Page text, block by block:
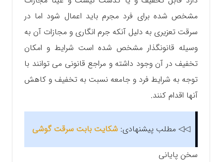
مشخص شده برای فرد مجرم باید اعمال شود اما در
سرقت تعزیری به دلیل آنکه جرم انگاری و مجازات آن به
وسیله قانونگذار مشخص شده است شرایط و امکان
تخفیف در آن وجود داشته و مراجع قانونی می توانند با
توجه به شرایط فرد و جامعه نسبت به تخفیف و کاهش
آنها اقدام کنند.
◁◁ مطلب پیشنهادی: شکایت بابت سرقت گوشی
سخن پایانی